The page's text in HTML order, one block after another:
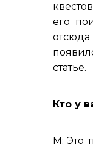
его
статье.
Кто у
М: Это